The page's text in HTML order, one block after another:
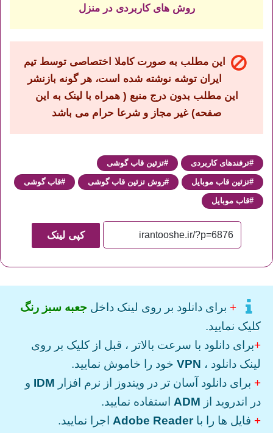
روش های کاربردی در منزل
این مطلب به صورت کاملا اختصاصی توسط تیم
ایران توشه نوشته شده است، هر گونه بازنشر
این مطلب بدون درج منبع ( همراه با لینک به این
صفحه) غیر مجاز و شرعا حرام می باشد
ترفندهای کاربردی تزئین قاب گوشی
تزئین قاب موبایل روش تزئین قاب گوشی قاب گوشی
قاب موبایل
کپی لینک
+ برای دانلود بر روی لینک داخل جعبه سبز رنگ
کلیک نمایید.
+برای دانلود با سرعت بالاتر ، قبل از کلیک بر روی
لینک دانلود ، VPN خود را خاموش نمایید.
+ برای دانلود آسان تر در ویندوز از نرم افزار IDM و
در اندروید از ADM استفاده نمایید.
+ فایل ها را با Adobe Reader اجرا نمایید.